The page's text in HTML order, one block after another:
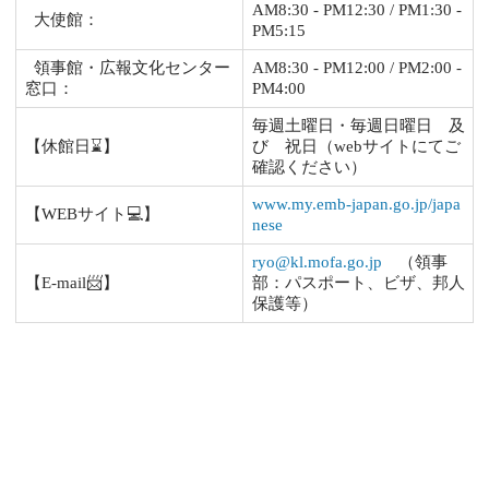
大使館：
AM8:30 - PM12:30 / PM1:30 -
PM5:15
領事館・広報文化センター
窓口：
AM8:30 - PM12:00 / PM2:00 -
PM4:00
【休館日⌛】
毎週土曜日・毎週日曜日 及
び 祝日（webサイトにてご
確認ください）
【WEBサイト💻】
www.my.emb-japan.go.jp/japa
nese
【E-mail📨】
ryo@kl.mofa.go.jp （領事
部：パスポート、ビザ、邦人
保護等）